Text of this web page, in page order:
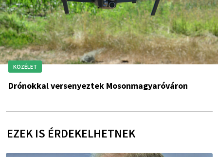
KÖZÉLET
Drónokkal versenyeztek Mosonmagyaróváron
EZEK IS ÉRDEKELHETNEK